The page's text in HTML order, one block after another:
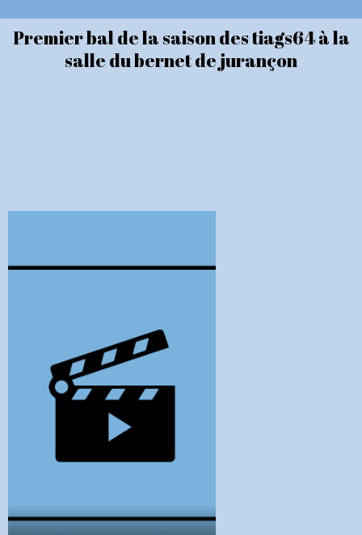
Premier bal de la saison des tiags64 à la
salle du bernet de jurançon